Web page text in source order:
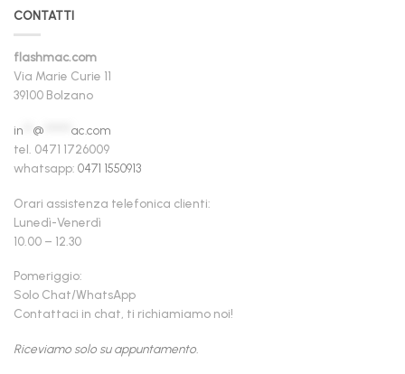
CONTATTI
flashmac.com
Via Marie Curie 11
39100 Bolzano
in @
ac.com
tel. 0471 1726009
whatsapp: 0471 1550913
Orari assistenza telefonica clienti:
Lunedì-Venerdì
10.00 – 12.30
Pomeriggio:
Solo Chat/WhatsApp
Contattaci in chat, ti richiamiamo noi!
Riceviamo solo su appuntamento.